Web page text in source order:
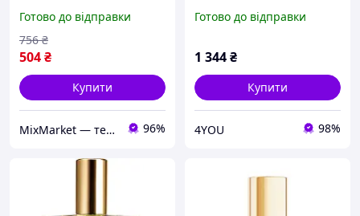
чутливості шкіри
Готово до відправки
504₴
756 ₴
Купити
MixMarket — територія низьких цін!💝🎁 96%
50 мл
Готово до відправки
1 344₴
Купити
4YOU 98%